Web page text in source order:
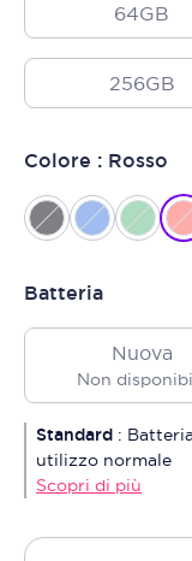
64GB
256GB
Colore : Rosso
Batteria
Nuova
Non
Standard :
utilizzo normale
Scopri di più